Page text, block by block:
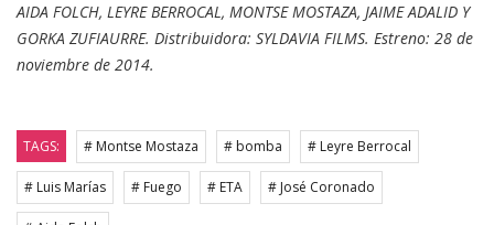
AIDA FOLCH, LEYRE BERROCAL, MONTSE MOSTAZA, JAIME ADALID Y
GORKA ZUFIAURRE. Distribuidora: SYLDAVIA FILMS. Estreno: 28 de
noviembre de 2014.
TAGS: # Montse Mostaza # bomba # Leyre Berrocal
# Luis Marías # Fuego # ETA # José Coronado